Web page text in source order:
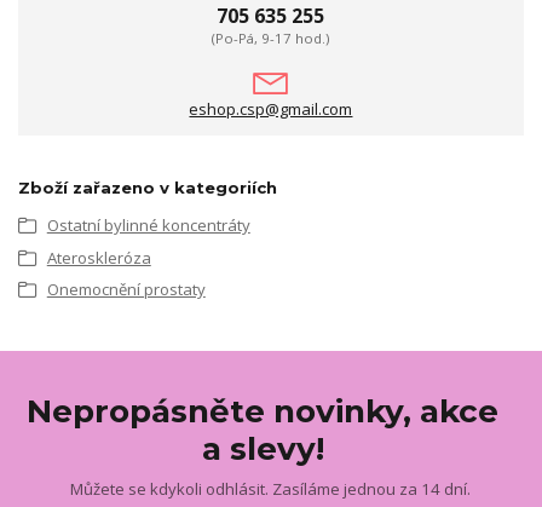
705 635 255
(Po-Pá, 9-17 hod.)
eshop.csp@gmail.com
Zboží zařazeno v kategoriích
Ostatní bylinné koncentráty
Ateroskleróza
Onemocnění prostaty
Nepropásněte novinky, akce
a slevy!
Můžete se kdykoli odhlásit. Zasíláme jednou za 14 dní.